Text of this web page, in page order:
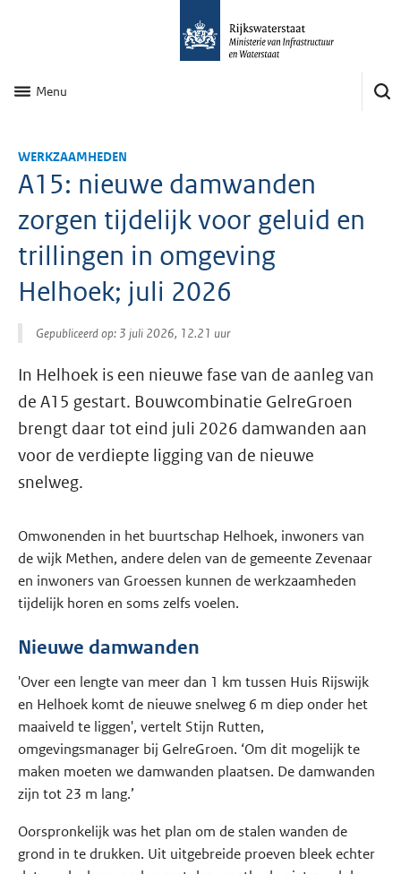
Menu
WERKZAAMHEDEN
A15: nieuwe damwanden
zorgen tijdelijk voor geluid en
trillingen in omgeving
Helhoek; juli 2026
Gepubliceerd op: 3 juli 2026, 12.21 uur
In Helhoek is een nieuwe fase van de aanleg van
de A15 gestart. Bouwcombinatie GelreGroen
brengt daar tot eind juli 2026 damwanden aan
voor de verdiepte ligging van de nieuwe
snelweg.
Omwonenden in het buurtschap Helhoek, inwoners van
de wijk Methen, andere delen van de gemeente Zevenaar
en inwoners van Groessen kunnen de werkzaamheden
tijdelijk horen en soms zelfs voelen.
Nieuwe damwanden
'Over een lengte van meer dan 1 km tussen Huis Rijswijk
en Helhoek komt de nieuwe snelweg 6 m diep onder het
maaiveld te liggen', vertelt Stijn Rutten,
omgevingsmanager bij GelreGroen. ‘Om dit mogelijk te
maken moeten we damwanden plaatsen. De damwanden
zijn tot 23 m lang.’
Oorspronkelijk was het plan om de stalen wanden de
grond in te drukken. Uit uitgebreide proeven bleek echter